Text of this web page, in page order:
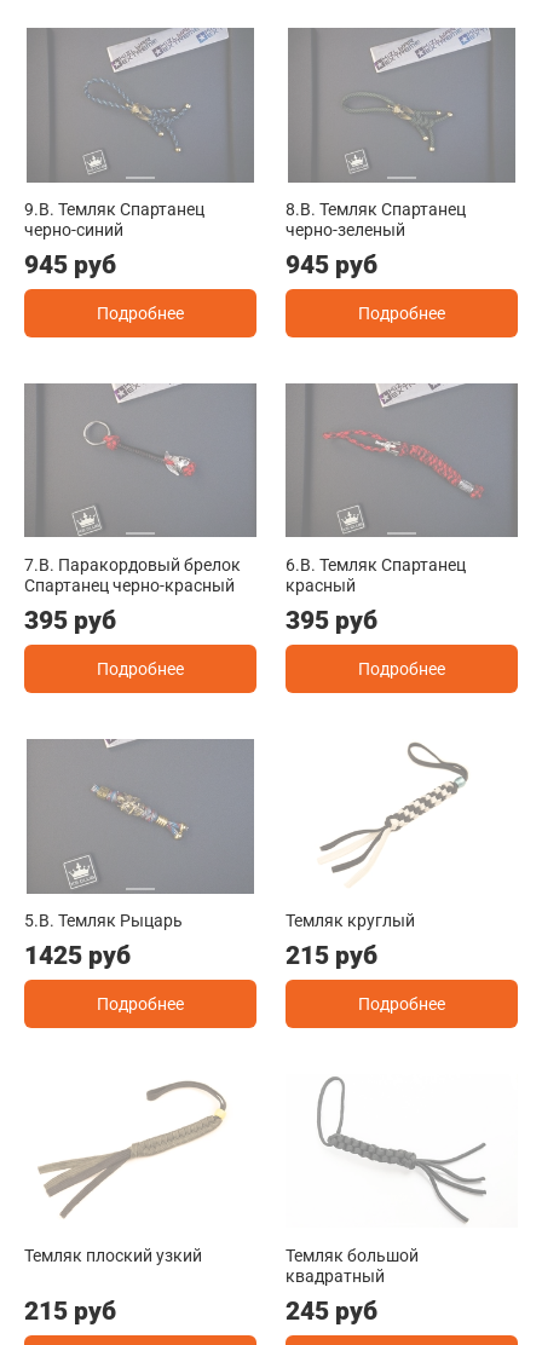
9.B. Темляк Спартанец
черно-синий
945 руб
Подробнее
8.B. Темляк Спартанец
черно-зеленый
945 руб
Подробнее
7.B. Паракордовый брелок
Спартанец черно-красный
395 руб
Подробнее
6.B. Темляк Спартанец
красный
395 руб
Подробнее
5.B. Темляк Рыцарь
1425 руб
Подробнее
Темляк круглый
215 руб
Подробнее
Темляк плоский узкий
215 руб
Темляк большой
квадратный
245 руб